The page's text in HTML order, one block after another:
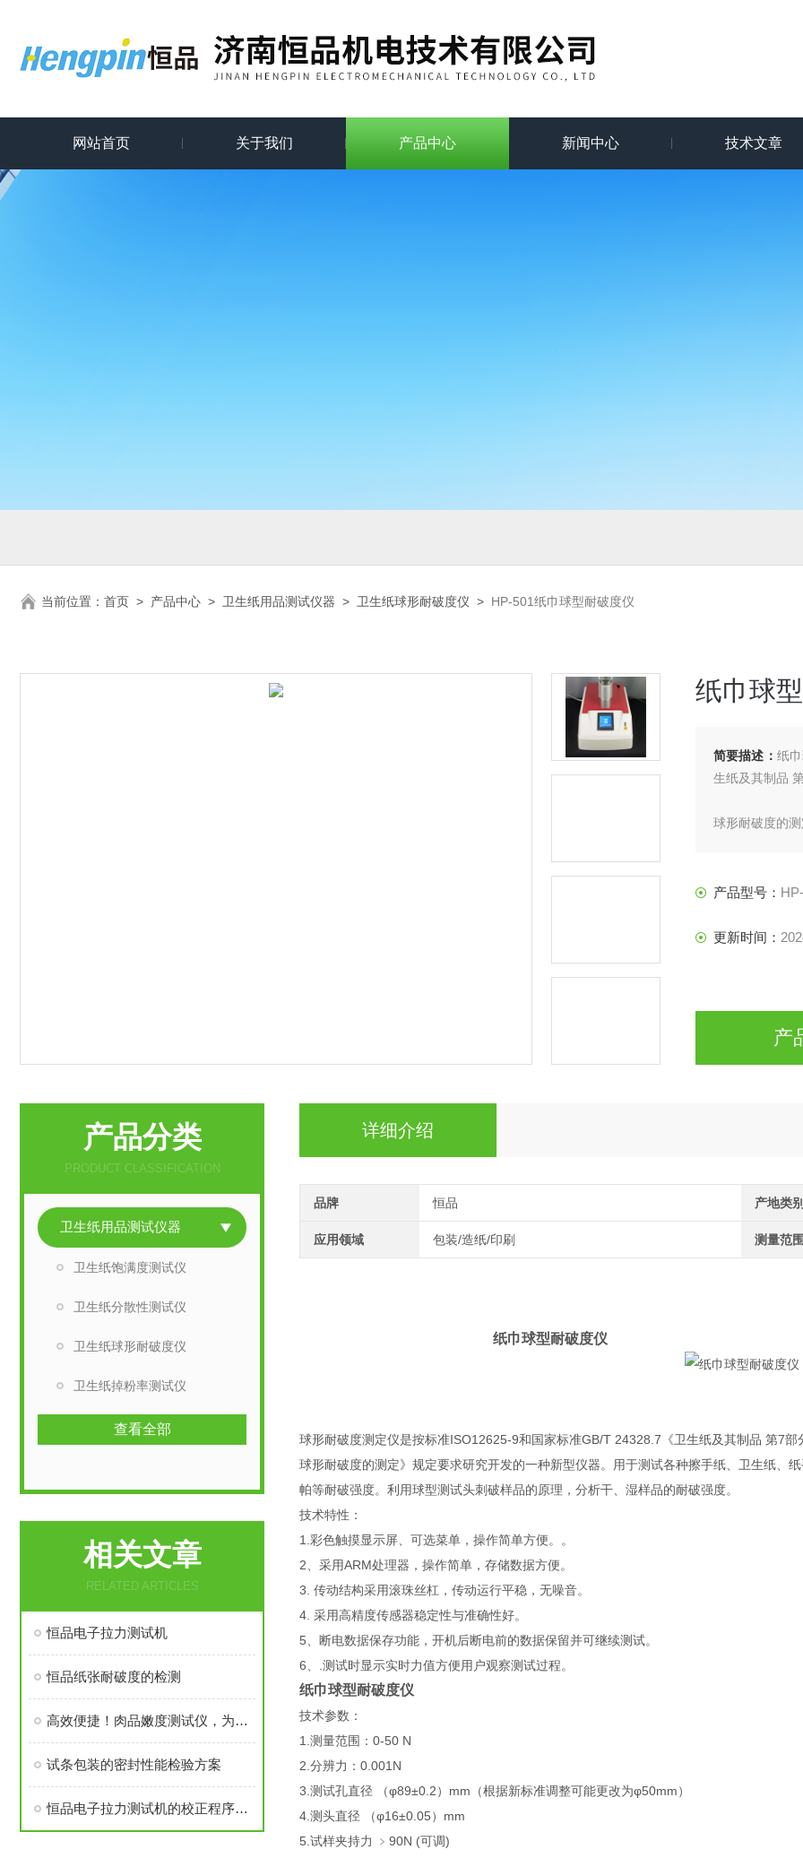
网站首页 关于我们 产品中心 新闻中心 技术文章
当前位置： 首页 > 产品中心 > 卫生纸用品测试仪器 > 卫生纸球形耐破度仪 > HP-501纸巾球型耐破度仪
纸巾球
简要描述： 纸
生纸及其制品
球形耐破度的
帕等耐破强度
产品型号：
更新时间：
产
详细介绍
品牌 恒品 产地类
应用领域 包装/造纸/印刷 测量范
纸巾球型耐破度仪
球形耐破度测定仪是按标准ISO12625-9和国家标准GB/T 24328.7《卫生纸及其制品 第7部
球形耐破度的测定》规定要求研究开发的一种新型仪器。用于测试各种擦手纸、卫生纸、
帕等耐破强度。利用球型测试头刺破样品的原理，分析干、湿样品的耐破强度。
技术特性：
1.彩色触摸显示屏、可选菜单，操作简单方便。。
2、采用ARM处理器，操作简单，存储数据方便。
3. 传动结构采用滚珠丝杠，传动运行平稳，无噪音。
4. 采用高精度传感器稳定性与准确性好。
5、断电数据保存功能，开机后断电前的数据保留并可继续测试。
6、.测试时显示实时力值方便用户观察测试过程。
纸巾球型耐破度仪
技术参数：
1.测量范围：0-50 N
2.分辨力：0.001N
3.测试孔直径 （φ89±0.2）mm（根据新标准调整可能更改为φ50mm）
4.测头直径 （φ16±0.05）mm
5.试样夹持力 ﹥90N (可调)
产品分类
PRODUCT CLASSIFICATION
卫生纸用品测试仪器
卫生纸饱满度测试仪
卫生纸分散性测试仪
卫生纸球形耐破度仪
卫生纸掉粉率测试仪
查看全部
相关文章
RELATED ARTICLES
恒品电子拉力测试机
恒品纸张耐破度的检测
高效便捷！肉品嫩度测试仪，为肉类品质把关
试条包装的密封性能检验方案
恒品电子拉力测试机的校正程序及方法